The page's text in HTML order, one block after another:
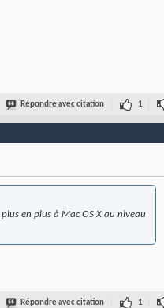
Répondre avec citation 1
en plus à Mac OS X au niveau
Répondre avec citation 1